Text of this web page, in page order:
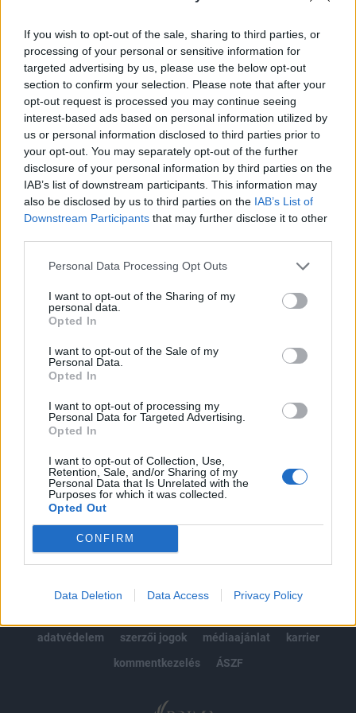
If you wish to opt-out of the sale, sharing to third parties, or
processing of your personal or sensitive information for
targeted advertising by us, please use the below opt-out
section to confirm your selection. Please note that after your
opt-out request is processed you may continue seeing
interest-based ads based on personal information utilized by
us or personal information disclosed to third parties prior to
your opt-out. You may separately opt-out of the further
disclosure of your personal information by third parties on the
IAB’s list of downstream participants. This information may
also be disclosed by us to third parties on the IAB’s List of
Downstream Participants that may further disclose it to other
Personal Data Processing Opt Outs
I want to opt-out of the Sharing of my
personal data.
Opted In
I want to opt-out of the Sale of my
Personal Data.
Opted In
I want to opt-out of processing my
Personal Data for Targeted Advertising.
Opted In
I want to opt-out of Collection, Use,
Retention, Sale, and/or Sharing of my
Personal Data that Is Unrelated with the
Purposes for which it was collected.
Opted Out
CONFIRM
Data Deletion Data Access Privacy Policy
nyilatkozó szakértők ezért óvatosságra intenek.
Kína mellett Ausztriában, Svájcban, Németországban vagy
Görögországban is emelkednek a koronavírus-esetszámok.
Boldogkői Zsolt virológus szerint ha a Nyugat-Európában
romlik a helyzet, az nem fog elkerülni minket sem. Az
omikron egyik alvariánsa fertőz külföldön, ami még
gyorsabban terjed „elődjénél”, de úgy tűnik, nem okoz
súlyosabb tüneteket rövid távon. Bár nem...
KEDVES OLVASÓNK!
Az előfizetés a következőket tartalmazza:
Portfolio.hu teljes cikkarchívum
Kötéslisták: BÉT elmúlt 2 év napon belüli
kötéslistái
Előfizetés
MÁR ELŐFIZETŐNK VAGY?BEJELENTKEZÉS
adatvédelem
szerzői jogok médiaajánlat
karrier
kommentkezelés
ÁSZF